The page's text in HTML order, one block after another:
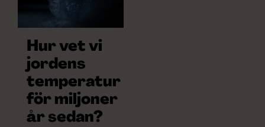
Hur vet vi
jordens
temperatur
för miljoner
år sedan?